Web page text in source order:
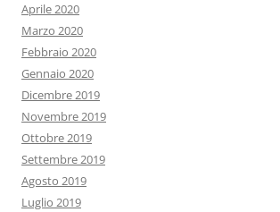
Aprile 2020
Marzo 2020
Febbraio 2020
Gennaio 2020
Dicembre 2019
Novembre 2019
Ottobre 2019
Settembre 2019
Agosto 2019
Luglio 2019